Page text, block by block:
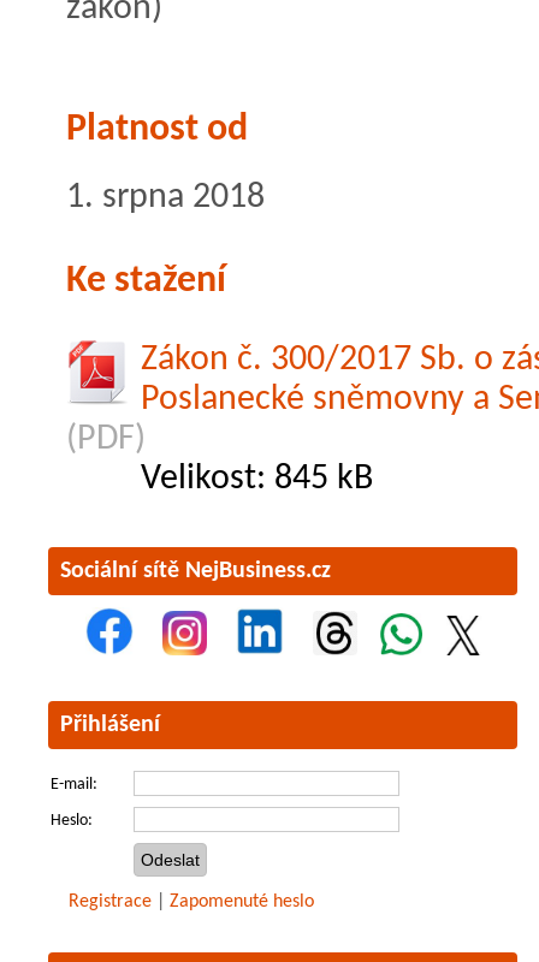
zákon)
Platnost od
1. srpna 2018
Ke stažení
Zákon č. 300/2017 Sb. o
Poslanecké sněmovny a
(PDF)
Velikost: 845 kB
Sociální sítě NejBusiness.cz
Přihlášení
E-mail:
Heslo:
Registrace Zapomenuté heslo